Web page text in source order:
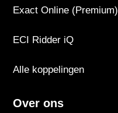
Exact Online (Premium)
ECI Ridder iQ
Alle koppelingen
Over ons